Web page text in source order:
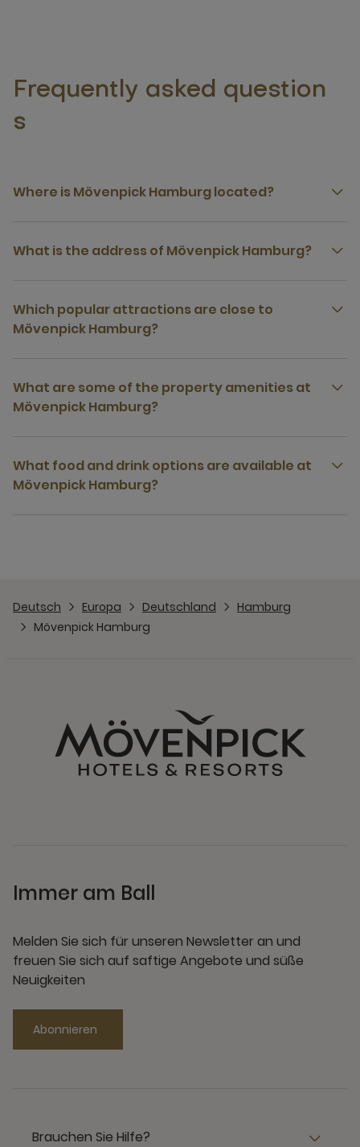
Frequently asked question
s
Where is Mövenpick Hamburg located?
What is the address of Mövenpick Hamburg?
Which popular attractions are close to
Mövenpick Hamburg?
What are some of the property amenities at
Mövenpick Hamburg?
What food and drink options are available at
Mövenpick Hamburg?
Deutsch Europa Deutschland
Hamburg
Mövenpick Hamburg
Immer am Ball
Melden Sie sich für unseren Newsletter an und
freuen Sie sich auf saftige Angebote und süße
Neuigkeiten
Abonnieren
Brauchen Sie Hilfe?